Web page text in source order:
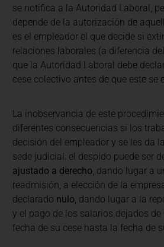
se notifica a la Autoridad Laboral,
depende de la autorización de
es el empleador el que decide si
relaciones laborales (a diferencia
que la Autoridad Laboral debe
cese colectivo antes de que este se
La inobservancia de este
diferentes consecuencias si los
decisión del empleador y se les da
sede judicial: el despido puede ser
ajustado a derecho, dando lugar a
readmisión, a elección de la
declarado nulo, dando lugar a la
y el pago de los salarios dejados de
fecha de su cese hasta la fecha de